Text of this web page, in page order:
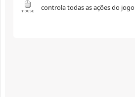
controla todas as ações do jogo